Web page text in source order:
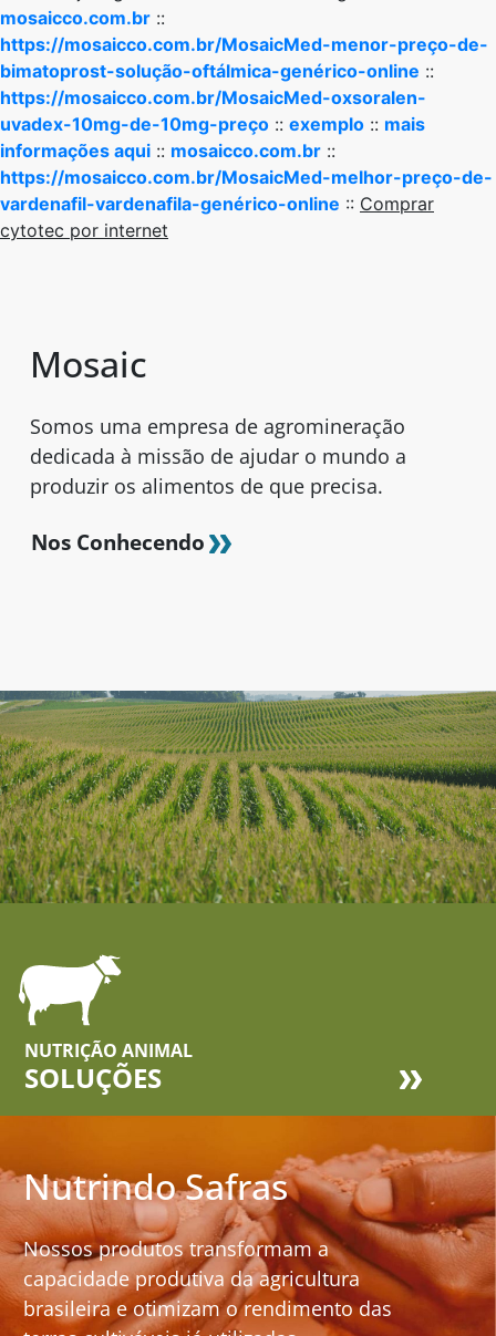
mosaicco.com.br ::
https://mosaicco.com.br/MosaicMed-menor-preço-de-
bimatoprost-solução-oftálmica-genérico-online ::
https://mosaicco.com.br/MosaicMed-oxsoralen-
uvadex-10mg-de-10mg-preço :: exemplo :: mais
informações aqui :: mosaicco.com.br ::
https://mosaicco.com.br/MosaicMed-melhor-preço-de-
vardenafil-vardenafila-genérico-online :: Comprar
cytotec por internet
Mosaic
Somos uma empresa de agromineração
dedicada à missão de ajudar o mundo a
produzir os alimentos de que precisa.
Nos Conhecendo
NUTRIÇÃO ANIMAL
SOLUÇÕES
Nutrindo Safras
Nossos produtos transformam a
capacidade produtiva da agricultura
brasileira e otimizam o rendimento das